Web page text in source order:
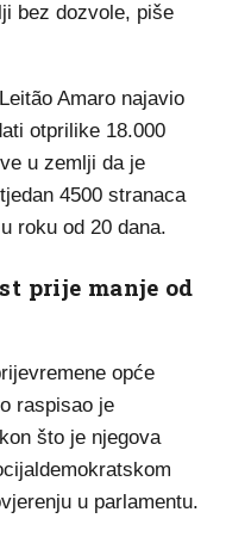
bez dozvole, piše
Amaro najavio
otprilike 18.000
u zemlji da je
4500 stranaca
roku od 20 dana.
prije manje od
opće
raspisao je
što je njegova
u parlamentu.